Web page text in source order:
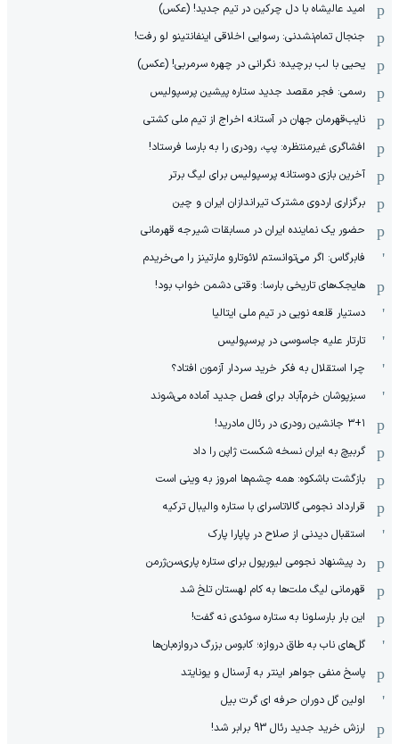
امید عالیشاه با دل چرکین در تیم جدید! (عکس)
جنجال تمام‌نشدنی:‌ رسوایی اخلاقی اینفانتینو لو رفت!
یحیی با لب برچیده: نگرانی در چهره سرمربی! (عکس)
رسمی: فجر مقصد جدید ستاره پیشین پرسپولیس
نایب‌قهرمان جهان در آستانه اخراج از تیم ملی کشتی
افشاگری غیرمنتظره: پپ، رودری را به بارسا فرستاد!
آخرین بازی دوستانه پرسپولیس برای لیگ برتر
برگزاری اردوی مشترک تیراندازان ایران و چین
حضور یک نماینده ایران در مسابقات شیرجه قهرمانی
فابرگاس: اگر می‌توانستم لائوتارو مارتینز را می‌خریدم
هایجک‌های تاریخی بارسا: وقتی دشمن خواب بود!
دستیار قلعه نویی در تیم ملی ایتالیا
تارتار علیه جاسوسی در پرسپولیس
چرا استقلال به فکر خرید سردار آزمون افتاد؟
سبزپوشان خرم‌آباد برای فصل جدید آماده می‌شوند
۳+۱ جانشین رودری در رئال مادرید!
گربیچ به ایران نسخه شکست ژاپن را داد
بازگشت باشکوه: همه چشم‌ها امروز به وینی است
قرارداد نجومی گالاتاسرای با ستاره والیبال ترکیه
استقبال دیدنی از صلاح در پاپارا پارک
رد پیشنهاد نجومی لیورپول برای ستاره پاری‌سن‌ژرمن
قهرمانی لیگ ملت‌ها به کام لهستان تلخ شد
این بار بارسلونا به ستاره سوئدی نه گفت!
گل‌های ناب به طاق دروازه؛ کابوس بزرگ دروازه‌بان‌ها
پاسخ منفی جواهر اینتر به آرسنال و یونایتد
اولین گل دوران حرفه ای گرت بیل
ارزش خرید جدید رئال 93 برابر شد!